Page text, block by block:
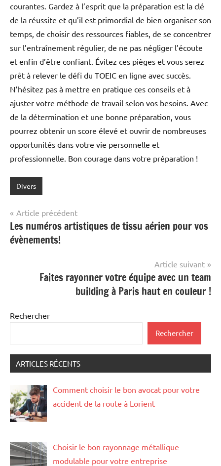
courantes. Gardez à l’esprit que la préparation est la clé
de la réussite et qu’il est primordial de bien organiser son
temps, de choisir des ressources fiables, de se concentrer
sur l’entraînement régulier, de ne pas négliger l’écoute
et enfin d’être confiant. Évitez ces pièges et vous serez
prêt à relever le défi du TOEIC en ligne avec succès.
N’hésitez pas à mettre en pratique ces conseils et à
ajuster votre méthode de travail selon vos besoins. Avec
de la détermination et une bonne préparation, vous
pourrez obtenir un score élevé et ouvrir de nombreuses
opportunités dans votre vie personnelle et
professionnelle. Bon courage dans votre préparation !
Divers
Navigation
de
l’article
Article précédent
Les numéros artistiques de tissu aérien pour vos
évènements!
Article suivant
Faites rayonner votre équipe avec un team
building à Paris haut en couleur !
Rechercher
Rechercher
ARTICLES RÉCENTS
Comment choisir le bon avocat pour votre
accident de la route à Lorient
Choisir le bon rayonnage métallique
modulable pour votre entreprise